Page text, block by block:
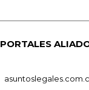
PORTALES